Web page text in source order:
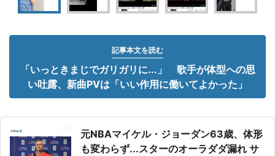
記事本文を読む
「いっときまじでガリガリに...」 歌手が体型への思
い吐露、新曲PVは「いい作用に働いてよかった」
元NBAマイケル・ジョーダン63歳、体形
も変わらず...スターのオーラダダ漏れ サ